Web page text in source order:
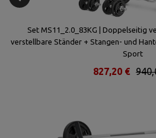
Set MS11_2.0_83KG | Doppelseitig
verstellbare Ständer + Stangen- und
Sport
827,20 €